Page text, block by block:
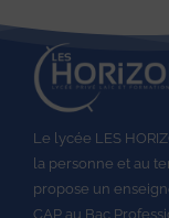
Le lycée LES
la personne et au
propose un
CAP au Bac